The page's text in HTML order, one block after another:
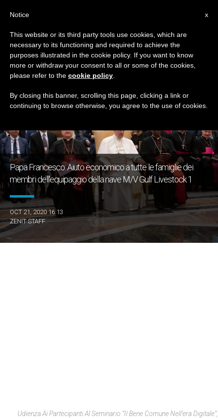
GIORNO
Ottobre 21st, 2020
ULTIME NOTIZIE
Papa Francesco: Aiuto economico a tutte le famiglie dei
membri dell’equipaggio della nave M/V Gulf Livestock 1
OCT 21, 2020 16:13
ZENIT STAFF
Udienza Ai Partecipanti Al Seminario “Il Bene Comune Nell’era Digitale”,
x
Notice
This website or its third party tools use cookies, which are
necessary to its functioning and required to achieve the
purposes illustrated in the cookie policy. If you want to know
more or withdraw your consent to all or some of the cookies,
please refer to the cookie policy
By closing this banner, scrolling this page, clicking a link or
continuing to browse otherwise, you agree to the use of cookies.